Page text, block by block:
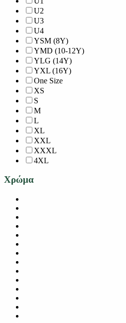
U2
U3
U4
YSM (8Y)
YMD (10-12Y)
YLG (14Y)
YXL (16Y)
One Size
XS
S
M
L
XL
XXL
XXXL
4XL
Χρώμα